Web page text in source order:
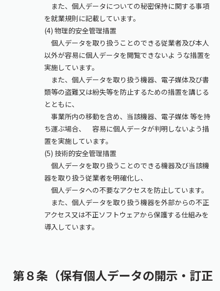
また、個人データについての秘密保持に関する事項
を就業規則に記載しています。
(4) 物理的安全管理措置
個人データを取り扱うことのできる従業者及び本人
以外が容易に個人データを閲覧できないよ うな措置を
実施しています。
また、個人データを取り扱う機器、電子媒体及び書
類等の盗難又は紛失等を防止するための措置を講じる
とともに、
事業所内の移動を含め、当該機器、電子媒体 等を持
ち運ぶ場合、 容易に個人データが判明しないよう措
置を実施しています。
(5) 技術的安全管理措置
個人データを取り扱うことのできる機器及び当該機
器を取り扱う従業者を明確化し、
個人データへの不要なアクセスを防止しています。
また、個人データを取り扱う機器を外部からの不正
アクセス又は不正ソフトウェアから保護する仕組みを
導入しています。
第８条（保有個⼈データの開⽰・訂正